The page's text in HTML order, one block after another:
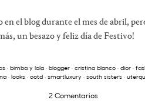
en el blog durante el mes de abril,
un besazo y feliz día de Festivo!
· bimba y lola · blogger · cristina blanco · dior ·
· looks· ootd· smartluxury· south sisters·
2 Comentarios